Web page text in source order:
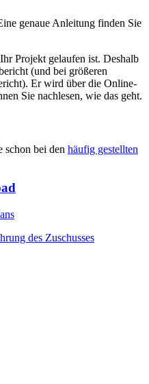
genaue Anleitung finden Sie
Projekt gelaufen ist. Deshalb
(und bei größeren
Er wird über die Online-
Sie nachlesen, wie das geht.
schon bei den häufig gestellten
des Zuschusses